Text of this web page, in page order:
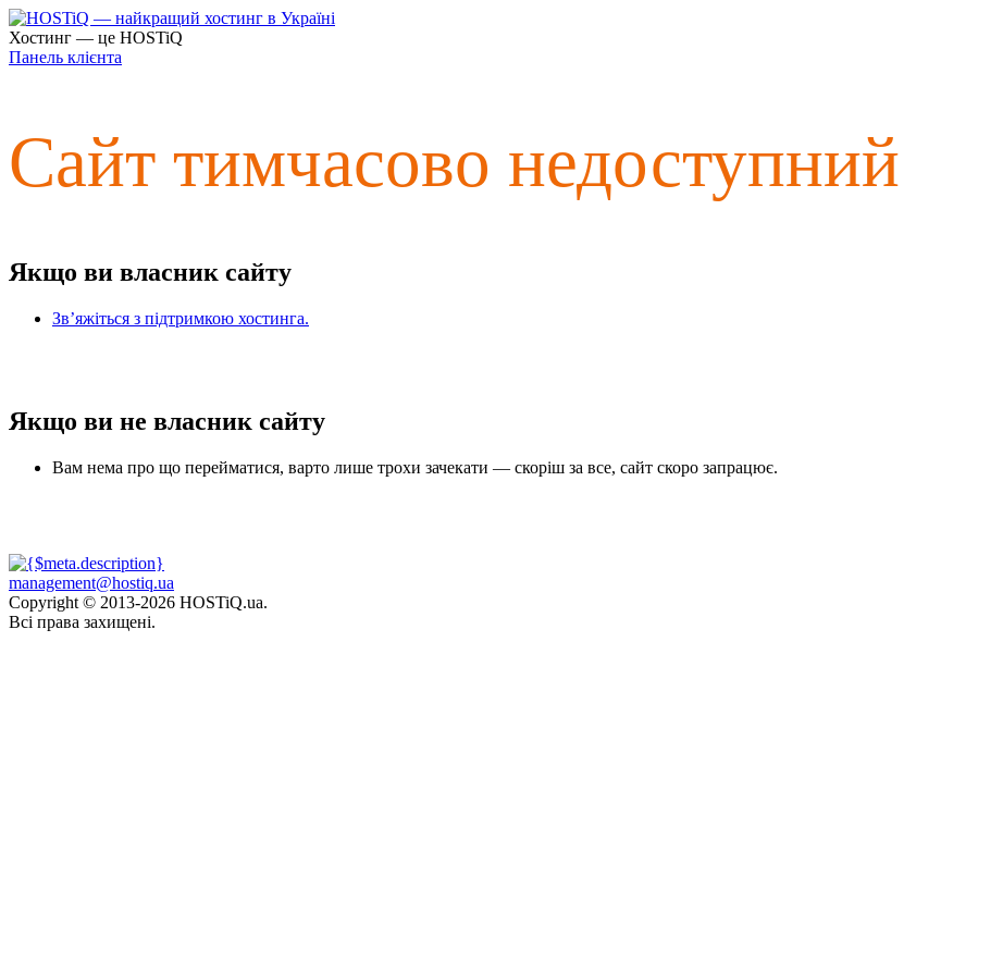
Хостинг — це HOSTiQ
Панель клієнта
Сайт тимчасово недоступний
Якщо ви власник сайту
Зв’яжіться з підтримкою хостинга.
Якщо ви не власник сайту
Вам нема про що перейматися, варто лише трохи зачекати — скоріш за все, сайт скоро запрацює.
management@hostiq.ua
Copyright © 2013-2026 HOSTiQ.ua.
Всі права захищені.